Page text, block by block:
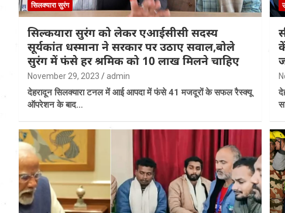
सिलक्यारा सुरंग
सिल्कयारा सुरंग को लेकर एआईसीसी सदस्य
सूर्यकांत धस्माना ने सरकार पर उठाए सवाल,बोले
सुरंग में फंसे हर श्रमिक को 10 लाख मिलने चाहिए
November 29, 2023 admin
देहरादून सिलक्यारा टनल में आई आपदा में फंसे 41 मजदूरों के सफल रैस्क्यू
ऑपरेशन के बाद…